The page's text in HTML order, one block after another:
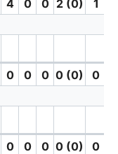
4 0 0 2 (0) 1
0 0 0 0 (0) 0
0 0 0 0 (0) 0